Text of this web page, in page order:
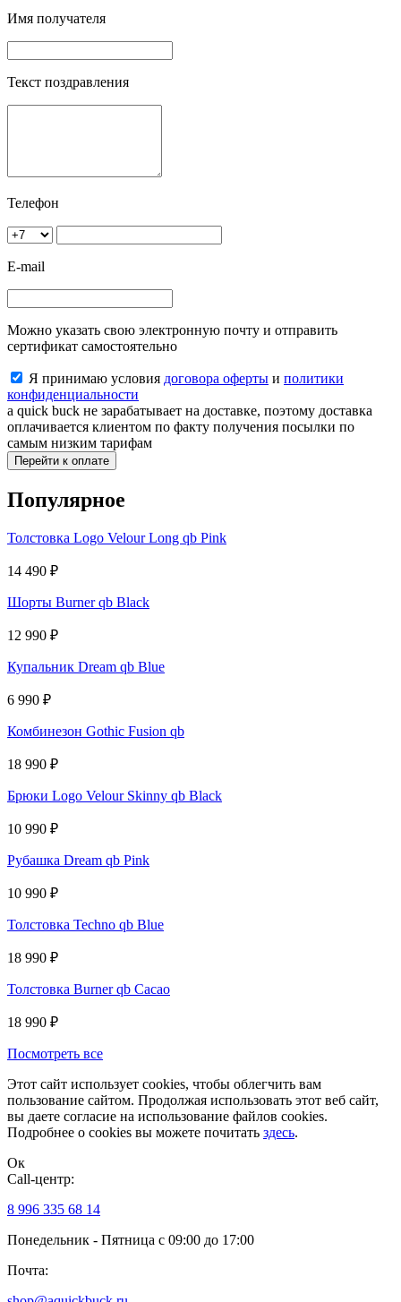
Имя получателя
Текст поздравления
Телефон
E-mail
Можно указать свою электронную почту и отправить
сертификат самостоятельно
Я принимаю условия договора оферты и политики
конфиденциальности
a quick buck не зарабатывает на доставке, поэтому доставка
оплачивается клиентом по факту получения посылки по
самым низким тарифам
Перейти к оплате
Популярное
Толстовка Logo Velour Long qb Pink
14 490 ₽
Шорты Burner qb Black
12 990 ₽
Купальник Dream qb Blue
6 990 ₽
Комбинезон Gothic Fusion qb
18 990 ₽
Брюки Logo Velour Skinny qb Black
10 990 ₽
Рубашка Dream qb Pink
10 990 ₽
Толстовка Techno qb Blue
18 990 ₽
Толстовка Burner qb Cacao
18 990 ₽
Посмотреть все
Этот сайт использует cookies, чтобы облегчить вам
пользование сайтом. Продолжая использовать этот веб сайт,
вы даете согласие на использование файлов cookies.
Подробнее о cookies вы можете почитать здесь.
Ок
Сall-центр:
8 996 335 68 14
Понедельник - Пятница с 09:00 до 17:00
Почта: